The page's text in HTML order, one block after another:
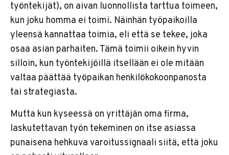
työntekijät), on aivan luonnollista tarttua toimeen,
kun joku homma ei toimi. Näinhän työpaikoilla
yleensä kannattaa toimia, eli että se tekee, joka
osaa asian parhaiten. Tämä toimii oikein hyvin
silloin, kun työntekijöillä itsellään ei ole mitään
valtaa päättää työpaikan henkilökokoonpanosta
tai strategiasta.
Mutta kun kyseessä on yrittäjän oma firma,
laskutettavan työn tekeminen on itse asiassa
punaisena hehkuva varoitussignaali siitä, että joku